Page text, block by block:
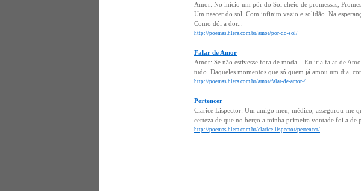
Amor: No início um pôr do Sol cheio de promessas,
Um nascer do sol, Com infinito vazio e solidão. Na
Como dói a dor...
http://poemas.hlera.com.br/amor/por-do-sol/
Falar de Amor
Amor: Se não estivesse fora de moda... Eu iria falar de
tudo. Daqueles momentos que só quem já amou um dia,
http://poemas.hlera.com.br/amor/falar-de-amor-/
Pertencer
Clarice Lispector: Um amigo meu, médico, assegurou-me
certeza de que no berço a minha primeira vontade foi a de
http://poemas.hlera.com.br/clarice-lispector/pertencer/